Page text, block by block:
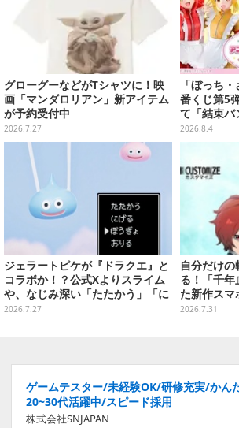
グローグーなどがTシャツに！映
画「マンダロリアン」新アイテム
が予約受付中
2026.7.27
「ぼっち
番くじ第5
て「結束バ
井きくり」
アを公開
2026.8.4
ジェラートピケが『ドラクエ』と
コラボか！？公式Xよりスライム
や、なじみ深い「たたかう」「に
げる」のコマンドウィンドウが投
2026.7.27
自分だけ
る！「千年
た新作スマ
rrors High
2026.7.31
ゲームテスター/未経験OK/研修充実/かん
20~30代活躍中/スピード採用
株式会社SNJAPAN